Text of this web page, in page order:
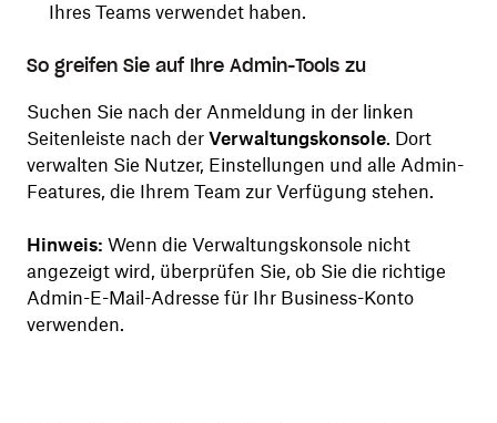
Ihres Teams verwendet haben.
So greifen Sie auf Ihre Admin-Tools zu
Suchen Sie nach der Anmeldung in der linken
Seitenleiste nach der Verwaltungskonsole. Dort
verwalten Sie Nutzer, Einstellungen und alle Admin-
Features, die Ihrem Team zur Verfügung stehen.
Hinweis: Wenn die Verwaltungskonsole nicht
angezeigt wird, überprüfen Sie, ob Sie die richtige
Admin-E-Mail-Adresse für Ihr Business-Konto
verwenden.